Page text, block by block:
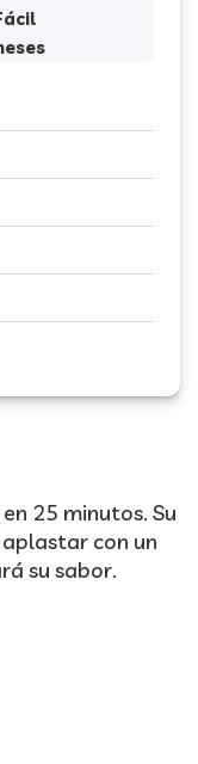
25 minutos. Su
con un
su sabor.